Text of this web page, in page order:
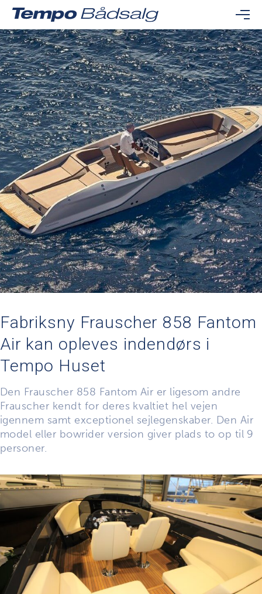
Fabriksny Frauscher 858 Fantom
Air kan opleves indendørs i
Tempo Huset
Den Frauscher 858 Fantom Air er ligesom andre
Frauscher kendt for deres kvaltiet hel vejen
igennem samt exceptionel sejlegenskaber. Den Air
model eller bowrider version giver plads to op til 9
personer.